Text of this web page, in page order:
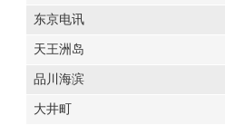
东京电讯
天王洲岛
品川海滨
大井町